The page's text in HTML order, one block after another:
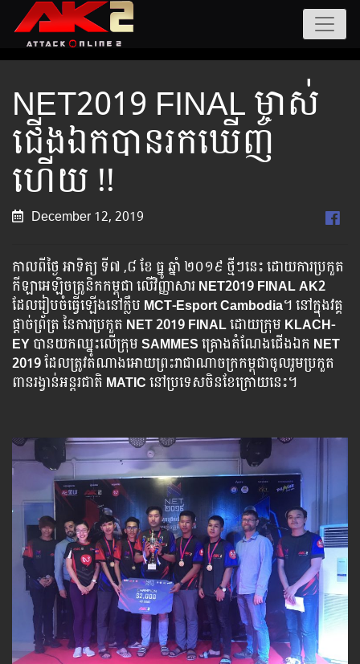
NET2019 FINAL ម្ចាស់
ជើងឯកបានរកឃើញ
ហើយ !!
December 12, 2019
កាលពីថ្ងៃ អាទិត្យ ទី៧ ,៨ ខែ ធ្នូ ឆ្នាំ ២០១៩ ថ្មីៗនេះ ដោយការប្រកួត
កីឡាអេឡិចត្រូនិកកម្ពុជា លើវិញ្ញាសារNET2019 FINAL AK2
ដែលរៀបចំធ្វើឡើងនៅក្លឹប MCT-Esport Cambodia។ នៅ​ក្នុង​វគ្គ​
ផ្ដាច់​ព្រ័ត្រ នៃ​ការ​ប្រកួត NET 2019 FINALដោយក្រុម ​ KLACH-
EYបាន​យកឈ្នះលើ​ក្រុមSAMMESគ្រោង​តំណែង​ជើង​ឯក​ NET
2019ដែលត្រូវតំណាងអោយព្រះរាជាណាចក្រកម្ពុជាចូល​រួម​ប្រកួត​
ពាន​រង្វាន់​អន្តរជាតិ MATICនៅប្រទេសចិនខែក្រោយនេះ។